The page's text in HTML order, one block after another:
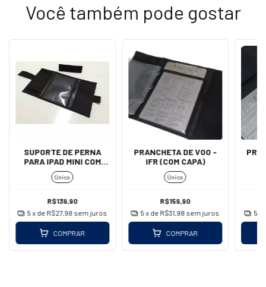
Você também pode gostar
SUPORTE DE PERNA
PARA IPAD MINI COM
CAPA - AEROAIR
Único
R$139,90
5x de R$27,98 sem juros
COMPRAR
PRANCHETA DE VOO -
IFR (COM CAPA)
Único
R$159,90
5 x de R$31,98 sem juros
COMPRAR
5